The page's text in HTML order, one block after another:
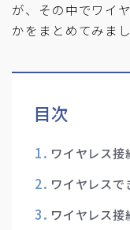
が、その中でワイ
かをまとめてみまし
目次
ワイヤレス接
ワイヤレス
ワイヤレス